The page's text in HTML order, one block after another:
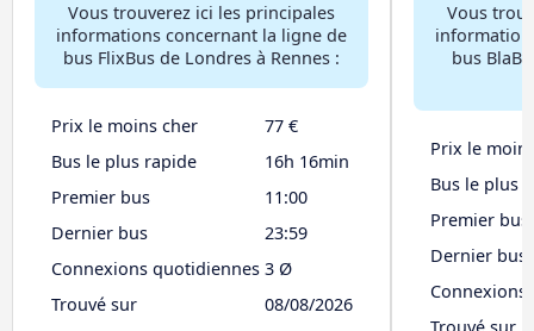
Vous trouverez ici les principales
informations concernant la ligne de
bus FlixBus de Londres à Rennes :
Prix le moins cher
77 €
Bus le plus rapide
16h 16min
Premier bus
11:00
Dernier bus
23:59
Connexions quotidiennes 3 Ø
Trouvé sur
08/08/2026
Vous
bus
Prix le
Bus le plus
Premier bus
Dernier bus